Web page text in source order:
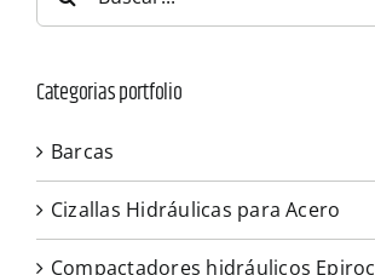
Categorias portfolio
Barcas
Cizallas Hidráulicas para Acero
Compactadores hidráulicos Epiroc